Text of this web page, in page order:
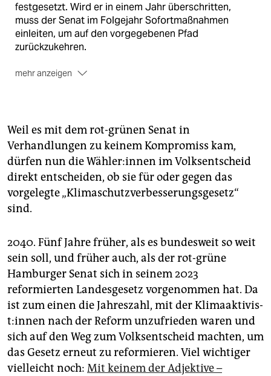
festgesetzt. Wird er in einem Jahr überschritten,
muss der Senat im Folgejahr Sofortmaßnahmen
einleiten, um auf den vorgegebenen Pfad
zurückzukehren.
mehr anzeigen
„Hamburg testet Grundeinkommen“ abgestimmt.
2.000 Ham­bur­ge­r:in­nen sollen über einen Zeitraum
von drei Jahren ein Grundeinkommen erhalten. Der
Test soll wissenschaftlich überwacht werden, um so
Schlüsse daraus zu ziehen.
Guter Termin
Abstimmungen darüber auf den Tag der eigentlich in
diesem Herbst anstehenden Bundestagswahl legen,
um eine möglichst hohe Wahlbeteiligung zu
erreichen. Kosten und Aufwand wären für die
Wahlbehörde auch geringer gewesen. Der Bruch der
Ampelkoalition und die vorgezogene Neuwahl des
Bundestags verhinderte diesen Plan.
taz Salon „Fängt die Zukunft früher an?“ mit
Weil es mit dem rot-grünen Senat in
Verhandlungen zu keinem Kompromiss kam,
dürfen nun die Wäh­le­r:in­nen im Volksentscheid
direkt entscheiden, ob sie für oder gegen das
vorgelegte „Klimaschutzverbesserungsgesetz“
sind.
2040. Fünf Jahre früher, als es bundesweit so weit
sein soll, und früher auch, als der rot-grüne
Hamburger Senat sich in seinem 2023
reformierten Landesgesetz vorgenommen hat. Da
ist zum einen die Jahreszahl, mit der Kli­ma­ak­ti­vis­
t:in­nen nach der Reform unzufrieden waren und
sich auf den Weg zum Volksentscheid machten, um
das Gesetz erneut zu reformieren. Viel wichtiger
vielleicht noch: Mit keinem der Adjektive –